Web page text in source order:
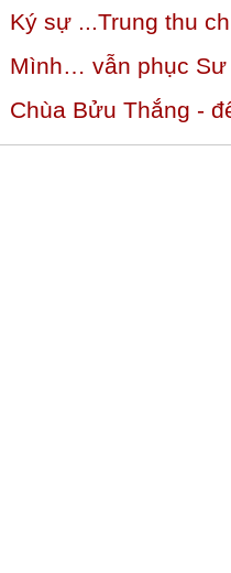
Ký sự ...Trung thu
Mình… vẫn phục
Chùa Bửu Thắng -